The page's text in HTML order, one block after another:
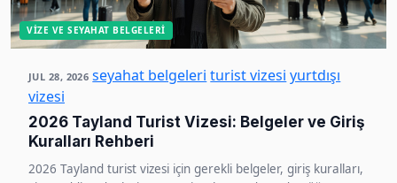
VIZE VE SEYAHAT BELGELERI
JUL 28, 2026 seyahat belgeleri turist vizesi yurtdışı
vizesi
2026 Tayland Turist Vizesi: Belgeler ve Giriş
Kuralları Rehberi
2026 Tayland turist vizesi için gerekli belgeler, giriş kuralları,